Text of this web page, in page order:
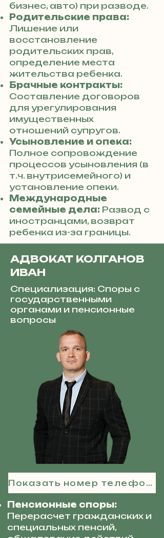
бизнес, авто) при разводе.
Родительские права:
Лишение или
восстановление
родительских прав,
определение места
жительства ребенка.
Брачные контракты:
Составление договоров
для урегулирования
имущественных
отношений супругов.
Усыновление и опека:
Полное сопровождение
процессов усыновления (в
т.ч. внутрисемейного) и
установление опеки.
Международные
семейные дела: Развод с
иностранцами, возврат
ребенка из-за границы.
АДВОКАТ КОЛГАНОВ
ИВАН
Специализация: Споры с
государственными
органами и пенсионные
вопросы
Показать номер телефона
Пенсионные споры:
Перерасчет гражданских и
специальных пенсий,